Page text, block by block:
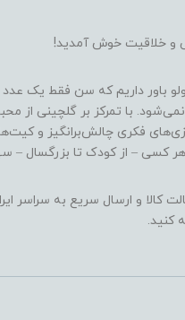
و خلاقیت خوش آمدید!
باور داریم که سن فقط یک
با تمرکز بر گلچینی از
فکری چالش‌برانگیز و
هر کسی – از کودک تا بزرگسال –
کالا و ارسال سریع به
کنید.